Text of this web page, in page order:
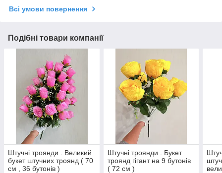
Всі умови повернення
Подібні товари компанії
Штучні троянди . Великий
букет штучних троянд ( 70
см , 36 бутонів )
Штучні троянди . Букет
троянд гігант на 9 бутонів
( 72 см )